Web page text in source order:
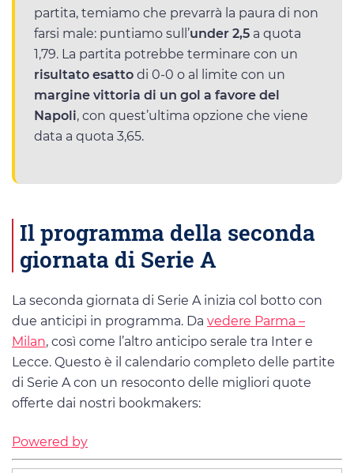
partita, temiamo che prevarrà la paura di non
farsi male: puntiamo sull’under 2,5 a quota
1,79. La partita potrebbe terminare con un
risultato esatto di 0-0 o al limite con un
margine vittoria di un gol a favore del
Napoli, con quest’ultima opzione che viene
data a quota 3,65.
Il programma della seconda
giornata di Serie A
La seconda giornata di Serie A inizia col botto con
due anticipi in programma. Da vedere Parma –
Milan, così come l’altro anticipo serale tra Inter e
Lecce. Questo è il calendario completo delle partite
di Serie A con un resoconto delle migliori quote
offerte dai nostri bookmakers:
Powered by